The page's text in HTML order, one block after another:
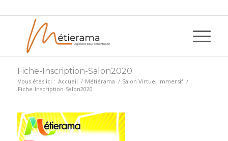
Fiche-Inscription-Salon2020
Vous êtes ici : Accueil / Métiérama / Salon Virtuel Immersif /
Fiche-Inscription-Salon2020